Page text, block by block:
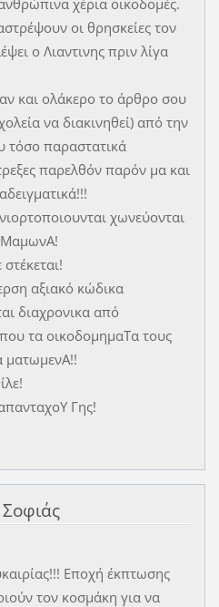
οι θρησκείες τον
ο Λιαντινης πριν λίγα
και ολάκερο το άρθρο σου
να διακινηθεί) από την
τόσο παραστατικά
παρελθόν παρόν μα και
χωνεύονται
ΜαμωνΑ!
αξιακό κώδικα
διαχρονικα από
τα οικοδομημαΤα τους
ματωμενΑ!!
Γης!
Εποχή έκπτωσης
τον κοσμάκη για να